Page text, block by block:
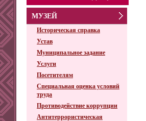
МУЗЕЙ
Историческая справка
Устав
Муниципальное задание
Услуги
Посетителям
Специальная оценка условий
труда
Противодействие коррупции
Антитеррористическая